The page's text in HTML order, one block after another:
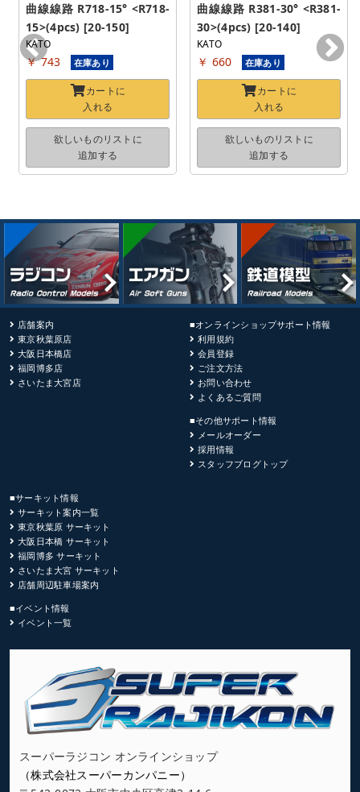
曲線線路 R718-15° <R718-
15>(4pcs) [20-150]
KATO
￥ 743 在庫あり
カートに
入れる
欲しいものリストに
追加する
曲線線路 R381-30° <R381-
30>(4pcs) [20-140]
KATO
￥ 660 在庫あり
カートに
入れる
欲しいものリストに
追加する
店舗案内
東京秋葉原店
大阪日本橋店
福岡博多店
さいたま大宮店
■オンラインショップサポート情報
利用規約
会員登録
ご注文方法
お問い合わせ
よくあるご質問
■その他サポート情報
メールオーダー
採用情報
スタッフブログトップ
■サーキット情報
サーキット案内一覧
東京秋葉原 サーキット
大阪日本橋 サーキット
福岡博多 サーキット
さいたま大宮 サーキット
店舗周辺駐車場案内
■イベント情報
イベント一覧
スーパーラジコン オンラインショップ
（株式会社スーパーカンパニー）